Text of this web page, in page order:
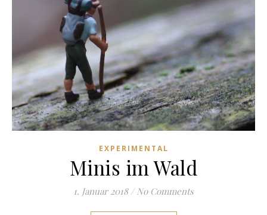
EXPERIMENTAL
Minis im Wald
1. Januar 2018 / No Comments